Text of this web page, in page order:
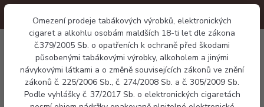
Omezení prodeje tabákových výrobků, elektronických
cigaret a alkohlu osobám maldších 18-ti let dle zákona
č.379/2005 Sb. o opatřeních k ochraně před škodami
působenými tabákovými výrobky, alkoholem a jinými
návykovými látkami a o změně souvisejících zákonů ve znění
zákonů č. 225/2006 Sb., č. 274/2008 Sb. a č. 305/2009 Sb.
Podle vyhlášky č. 37/2017 Sb. o elektronických cigaretách
Menu
0 Kč